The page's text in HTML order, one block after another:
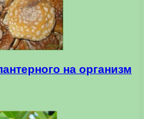
на организм